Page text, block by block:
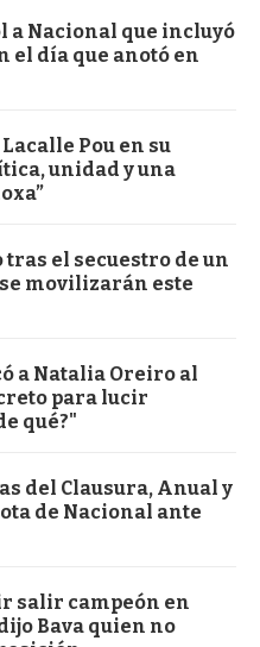
a Nacional que incluyó
el día que anotó en
Pou en su
unidad y una
tras el secuestro de un
movilizarán este
a Natalia Oreiro al
para lucir
qué?"
del Clausura, Anual y
de Nacional ante
salir campeón en
Bava quien no